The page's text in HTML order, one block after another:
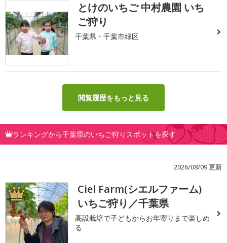
とけのいちご 中村農園 いち
ご狩り
千葉県・千葉市緑区
閲覧履歴をもっと見る
ランキングから千葉県のいちご狩りスポットを探す
2026/08/09 更新
1
Ciel Farm(シエルファーム)
いちご狩り／千葉県
高設栽培で子どもからお年寄りまで楽しめ
る